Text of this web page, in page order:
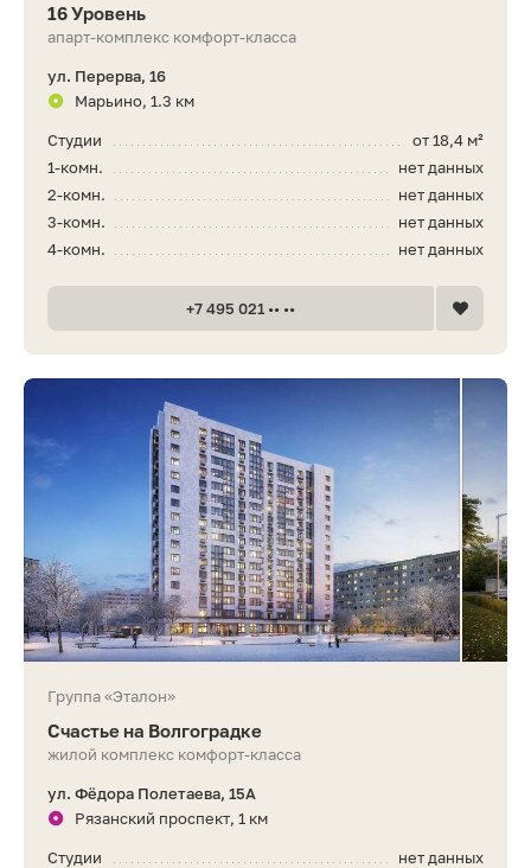
16 Уровень
апарт-комплекс комфорт-класса
ул. Перерва, 16
Марьино, 1.3 км
от 18,4 м²
Студии
нет данных
1-комн.
нет данных
2-комн.
нет данных
3-комн.
нет данных
4-комн.
+7 495 021 •• ••
Группа «Эталон»
Счастье на Волгоградке
жилой комплекс комфорт-класса
ул. Фёдора Полетаева, 15А
Рязанский проспект, 1 км
нет данных
Студии